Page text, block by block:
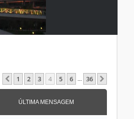
Página4 De 36
Anterior
1 2 3 4 5 6 ... 36
ÚLTIMA MENSAGEM